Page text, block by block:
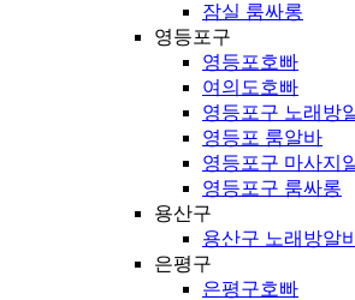
잠실 룸싸롱
영등포구
영등포호빠
여의도호빠
영등포구 노래방
영등포 룸알바
영등포구 마사지
영등포구 룸싸롱
용산구
용산구 노래방알
은평구
은평구호빠